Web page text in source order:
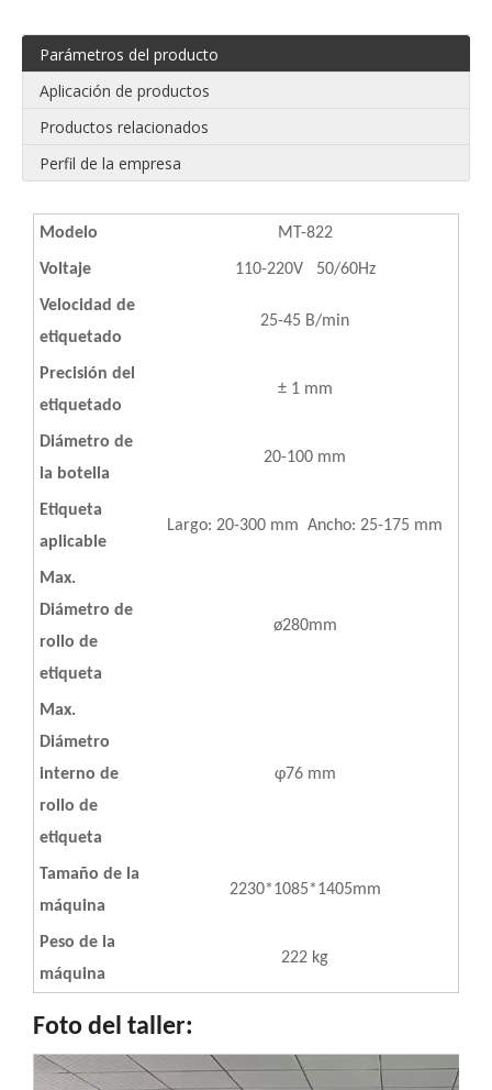
Parámetros del producto
Aplicación de productos
Productos relacionados
Perfil de la empresa
Modelo MT-822
Voltaje 110-220V 50/60Hz
Velocidad de
etiquetado
25-45 B/min
Precisión del
etiquetado
± 1 mm
Diámetro de
la botella
20-100 mm
Etiqueta
aplicable
Largo: 20-300 mm Ancho: 25-175 mm
Max.
Diámetro de
rollo de
etiqueta
ø280mm
Max.
Diámetro
interno de
rollo de
etiqueta
φ76 mm
Tamaño de la
máquina
2230*1085*1405mm
Peso de la
máquina
222 kg
Foto del taller: